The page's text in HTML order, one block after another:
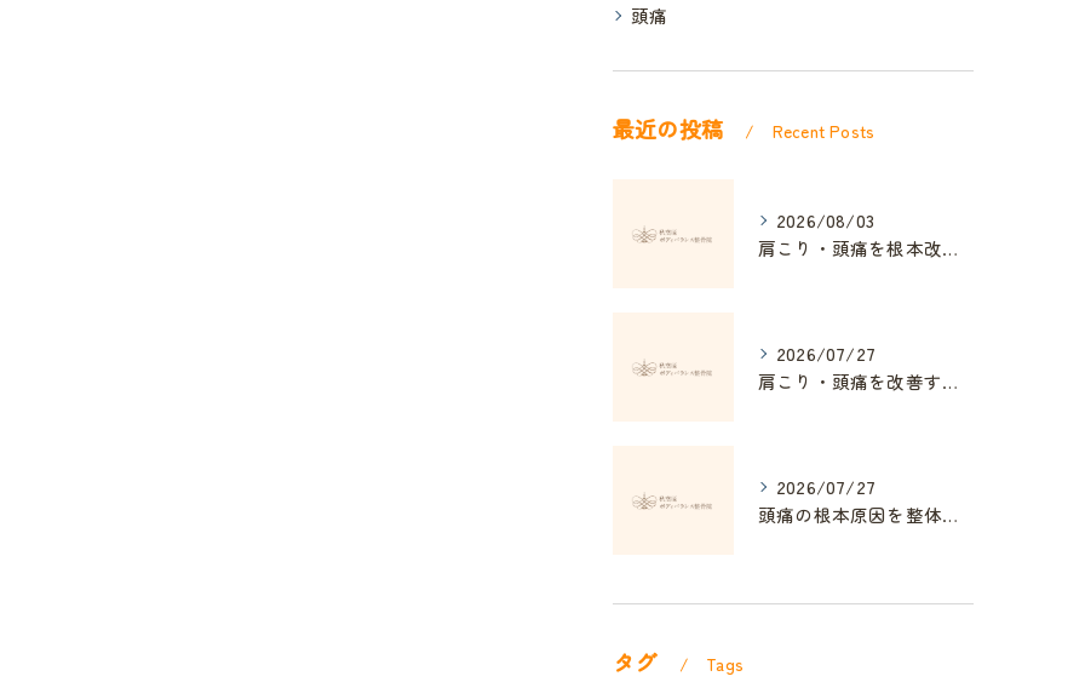
頭痛
最近の投稿 Recent Posts
2026/08/03
肩こり・頭痛を根本改善する整体の秘訣
2026/07/27
肩こり・頭痛を改善する姿勢矯正の効果とは
2026/07/27
頭痛の根本原因を整体で解消する方法
タグ Tags